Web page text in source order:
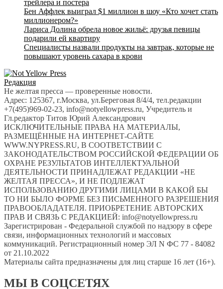
трейлера и постера
Бен Аффлек выиграл $1 миллион в шоу «Кто хочет стать
миллионером?»
Лариса Долина обрела новое жильё: друзья певицы
подарили ей квартиру
Специалисты назвали продукты на завтрак, которые не
повышают уровень сахара в крови
Редакция
Не желтая пресса — проверенные новости.
Адрес: 125367, г.Москва, ул.Береговая 8/4/4, тел.редакции
+7(495)969-02-23, info@notyellowpress.ru, Учредитель и
Гл.редактор Титов Юрий Александрович
ИСКЛЮЧИТЕЛЬНЫЕ ПРАВА НА МАТЕРИАЛЫ,
РАЗМЕЩЁННЫЕ НА ИНТЕРНЕТ-САЙТЕ
WWW.NYPRESS.RU, В СООТВЕТСТВИИ С
ЗАКОНОДАТЕЛЬСТВОМ РОССИЙСКОЙ ФЕДЕРАЦИИ ОБ
ОХРАНЕ РЕЗУЛЬТАТОВ ИНТЕЛЛЕКТУАЛЬНОЙ
ДЕЯТЕЛЬНОСТИ ПРИНАДЛЕЖАТ РЕДАКЦИИ «НЕ
ЖЕЛТАЯ ПРЕССА», И НЕ ПОДЛЕЖАТ
ИСПОЛЬЗОВАНИЮ ДРУГИМИ ЛИЦАМИ В КАКОЙ БЫ
ТО НИ БЫЛО ФОРМЕ БЕЗ ПИСЬМЕННОГО РАЗРЕШЕНИЯ
ПРАВООБЛАДАТЕЛЯ. ПРИОБРЕТЕНИЕ АВТОРСКИХ
ПРАВ И СВЯЗЬ С РЕДАКЦИЕЙ: info@notyellowpress.ru
Зарегистрирован - Федеральной службой по надзору в сфере
связи, информационных технологий и массовых
коммуникаций. Регистрационный номер ЭЛ N ФС 77 - 84082
от 21.10.2022
Материалы сайта предназначены для лиц старше 16 лет (16+).
МЫ В СОЦСЕТЯХ